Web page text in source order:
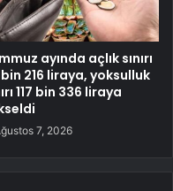
ayında açlık sınırı
216 liraya, yoksulluk
117 bin 336 liraya
7, 2026